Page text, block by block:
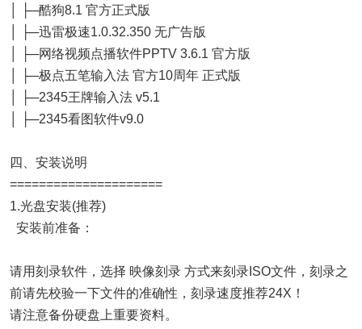
│ ├─酷狗8.1 官方正式版
│ ├─迅雷极速1.0.32.350 无广告版
│ ├─网络视频点播软件PPTV 3.6.1 官方版
│ ├─极点五笔输入法 官方10周年 正式版
│ ├─2345王牌输入法 v5.1
│ ├─2345看图软件v9.0
四、安装说明
=====================
1.光盘安装(推荐)
安装前准备：
请用刻录软件，选择 映像刻录 方式来刻录ISO文件，刻录之
前请先校验一下文件的准确性，刻录速度推荐24X！
请注意备份硬盘上重要资料。